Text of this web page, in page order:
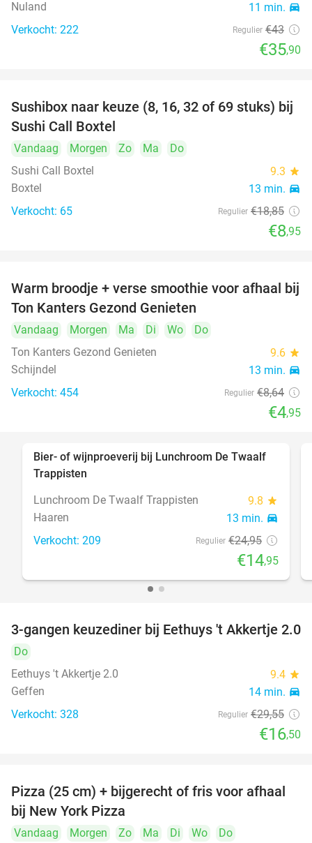
Nuland 11 min. directions_car
Verkocht: 222 Regulier €43
€35,90
53%
Sushibox naar keuze (8, 16, 32 of 69 stuks) bij
Sushi Call Boxtel
Vandaag Morgen Zo Ma
Do
Sushi Call Boxtel
9.3 star
Boxtel 13 min. directions_car
Verkocht: 65 Regulier €18,85
€8,95
43%
Warm broodje + verse smoothie voor afhaal bij
Ton Kanters Gezond Genieten
Vandaag Morgen Ma Di Wo
Do
Ton Kanters Gezond Genieten
9.6 star
Schijndel 13 min. directions_car
Verkocht: 454 Regulier €8,64
€4,95
40%
Bier- of wijnproeverij bij Lunchroom De Twaalf
Trappisten
Lunchroom De Twaalf Trappisten
9.8 star
Haaren 13 min. directions_car
Verkocht: 209 Regulier €24,95
€14,95
44%
3-gangen keuzediner bij Eethuys 't Akkertje 2.0
Do
Eethuys 't Akkertje 2.0
9.4 star
Geffen 14 min. directions_car
Verkocht: 328 Regulier €29,55
€16,50
48%
Pizza (25 cm) + bijgerecht of fris voor afhaal
bij New York Pizza
Vandaag Morgen Zo Ma Di Wo
Do